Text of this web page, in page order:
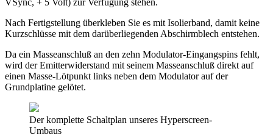
VSync, + 5 Volt) zur Verfügung stehen.
Nach Fertigstellung überkleben Sie es mit Isolierband, damit keine
Kurzschlüsse mit dem darüberliegenden Abschirmblech entstehen.
Da ein Masseanschluß an den zehn Modulator-Eingangspins fehlt,
wird der Emitterwiderstand mit seinem Masseanschluß direkt auf
einen Masse-Lötpunkt links neben dem Modulator auf der
Grundplatine gelötet.
Der komplette Schaltplan unseres Hyperscreen-
Umbaus